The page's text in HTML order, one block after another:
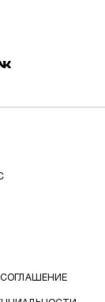
СОГЛАШЕНИЕ